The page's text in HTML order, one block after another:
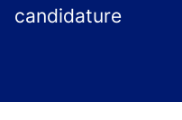
candidature